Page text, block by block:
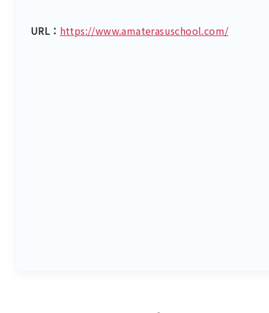
URL： https://www.amaterasuschool.com/